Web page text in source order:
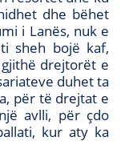
dhe bëhet
i Lanës, nuk e
sheh bojë kaf,
drejtorët e
duhet ta
për të drejtat e
avlli, për çdo
kur aty ka